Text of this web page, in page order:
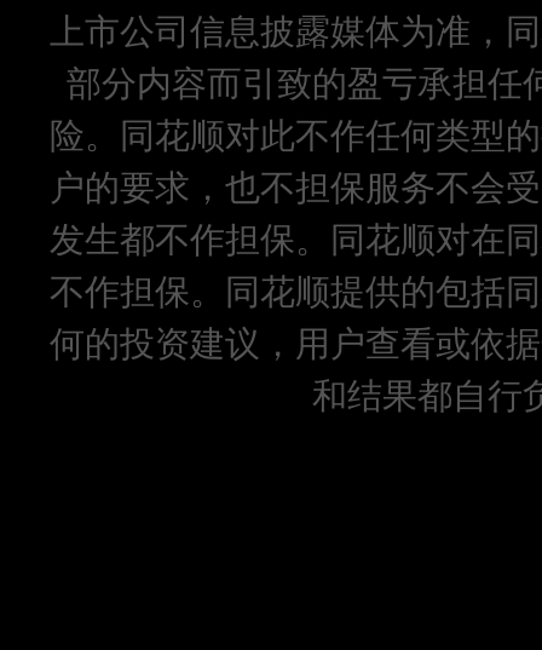
上市公司信息披露媒体为准，
部分内容而引致的盈亏承担任
险。同花顺对此不作任何类型
户的要求，也不担保服务不会
发生都不作担保。同花顺对在
不作担保。同花顺提供的包括
何的投资建议，用户查看或依
和结果都自行